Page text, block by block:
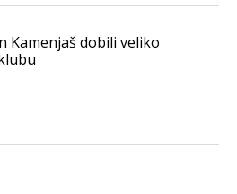
Kamenjaš dobili veliko